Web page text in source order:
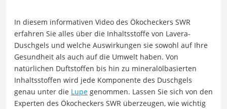
In diesem informativen Video des Ökocheckers SWR
erfahren Sie alles über die Inhaltsstoffe von Lavera-
Duschgels und welche Auswirkungen sie sowohl auf Ihre
Gesundheit als auch auf die Umwelt haben. Von
natürlichen Duftstoffen bis hin zu mineralölbasierten
Inhaltsstoffen wird jede Komponente des Duschgels
genau unter die Lupe genommen. Lassen Sie sich von den
Experten des Ökocheckers SWR überzeugen, wie wichtig